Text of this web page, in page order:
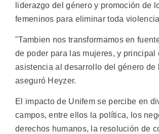
liderazgo del género y promoción de
femeninos para eliminar toda
"Tambien nos transformamos en
de poder para las mujeres, y principal
asistencia al desarrollo del género de
aseguró Heyzer.
El impacto de Unifem se percibe en
campos, entre ellos la política, los
derechos humanos, la resolución de